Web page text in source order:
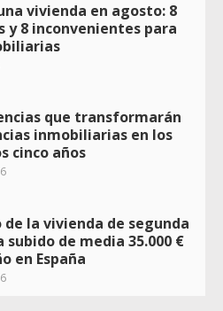
vivienda en agosto: 8
y 8 inconvenientes para
que transformarán
inmobiliarias en los
cinco años
de la vivienda de segunda
subido de media 35.000 €
en España